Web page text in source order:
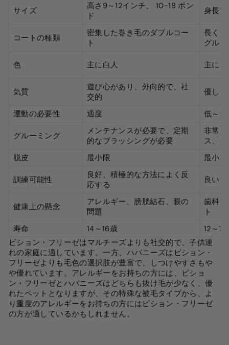
サイズ 高さ9～12インチ、10-18 ポン
ド
身長7
コートの種類
密集した巻き毛のダブルコー
ト
長く
グル
色 主に白人 主に
気質
遊び心があり、外向的で、社
交的
優し
運動の必要性 適度 低～
グルーミング
メンテナンスが必要で、定期
的なブラッシングが必要
非常
ス、
脱皮
最小限 最小限
訓練可能性
良好、積極的な方法によく反
応する
良い
健康上の懸念
アレルギー、膀胱結石、眼の
問題
歯科
ト
寿命
14～16歳
12～15
ビション・フリーゼはマルチーズよりも社交的で、子供連
れの家庭に適しています。一方、ハバニーズはビション・
フリーゼよりも毛色の選択肢が豊富で、しつけやすさもや
や優れています。アレルギーをお持ちの方には、ビショ
ン・フリーゼとハバニーズはどちらも抜け毛が少なく、優
れたペットとなりますが、その特殊な被毛タイプから、よ
り重度のアレルギーをお持ちの方にはビション・フリーゼ
の方が適しているかもしれません。